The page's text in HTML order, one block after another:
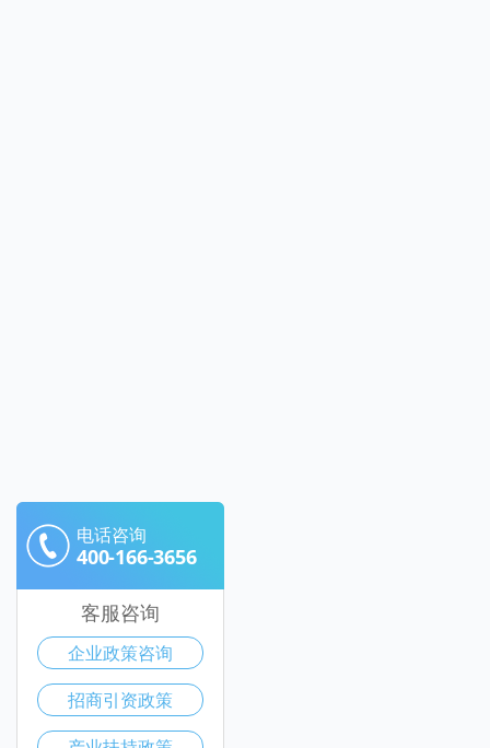
电话咨询
400-166-3656
客服咨询
企业政策咨询
招商引资政策